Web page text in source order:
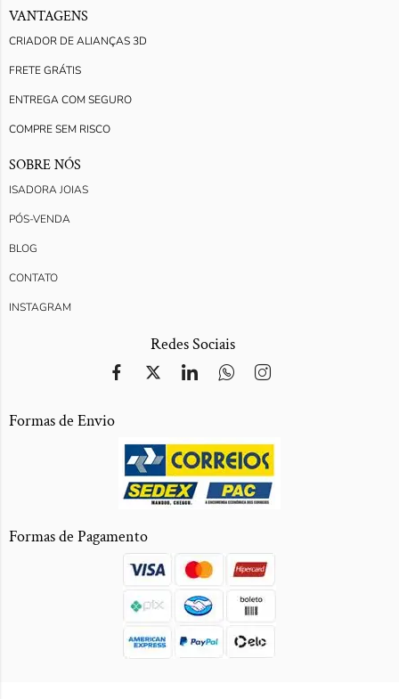
VANTAGENS
CRIADOR DE ALIANÇAS 3D
FRETE GRÁTIS
ENTREGA COM SEGURO
COMPRE SEM RISCO
SOBRE NÓS
ISADORA JOIAS
PÓS-VENDA
BLOG
CONTATO
INSTAGRAM
Redes Sociais
Formas de Envio
Formas de Pagamento